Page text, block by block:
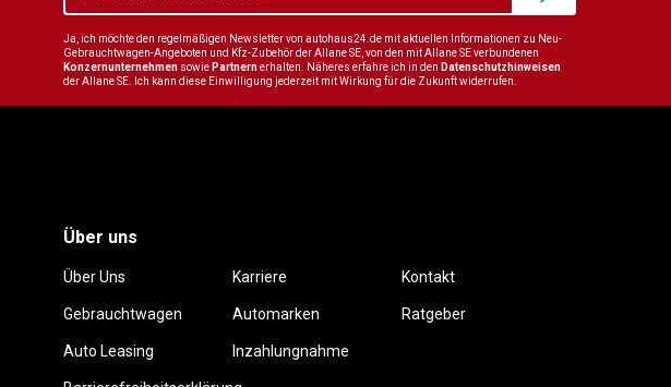
Ja, ich möchte den regelmäßigen Newsletter von autohaus24.de mit aktuellen Informationen zu Neu-
Gebrauchtwagen-Angeboten und Kfz-Zubehör der Allane SE, von den mit Allane SE verbundenen
Konzernunternehmen sowie Partnernerhalten. Näheres erfahre ich in den Datenschutzhinweisen
der Allane SE. Ich kann diese Einwilligung jederzeit mit Wirkung für die Zukunft widerrufen.
Über uns
Über Uns Karriere Kontakt
Gebrauchtwagen Automarken Ratgeber
Auto Leasing Inzahlungnahme